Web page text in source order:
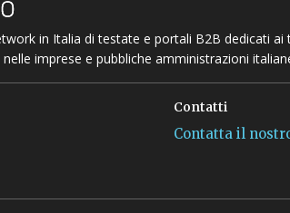
in Italia di testate e portali B2B dedicati
imprese e pubbliche amministrazioni
Contatti
Contatta il